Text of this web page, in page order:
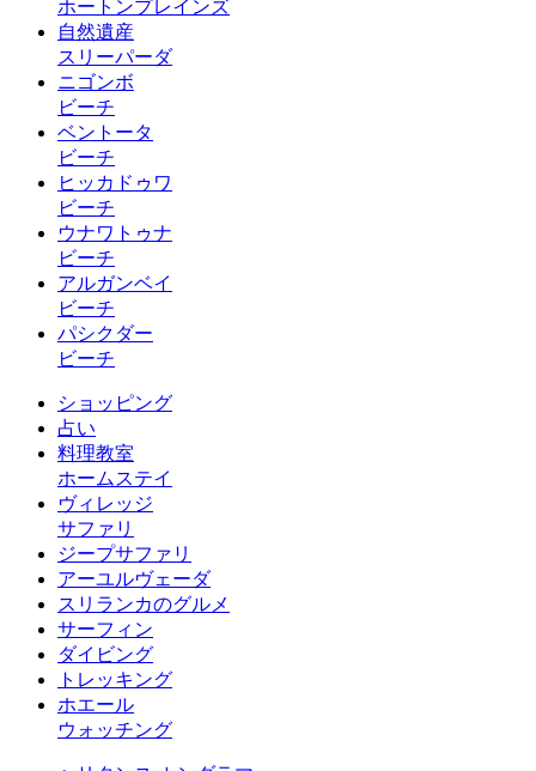
ホートンプレインズ
自然遺産
スリーパーダ
ニゴンボ
ビーチ
ベントータ
ビーチ
ヒッカドゥワ
ビーチ
ウナワトゥナ
ビーチ
アルガンベイ
ビーチ
パシクダー
ビーチ
ショッピング
占い
料理教室
ホームステイ
ヴィレッジ
サファリ
ジープサファリ
アーユルヴェーダ
スリランカのグルメ
サーフィン
ダイビング
トレッキング
ホエール
ウォッチング